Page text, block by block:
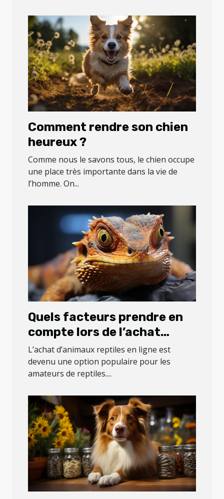
Comment rendre son chien
heureux ?
Comme nous le savons tous, le chien occupe
une place très importante dans la vie de
l’homme. On...
Quels facteurs prendre en
compte lors de l’achat
d’animaux reptiles en ligne
?
L’achat d’animaux reptiles en ligne est
devenu une option populaire pour les
amateurs de reptiles....